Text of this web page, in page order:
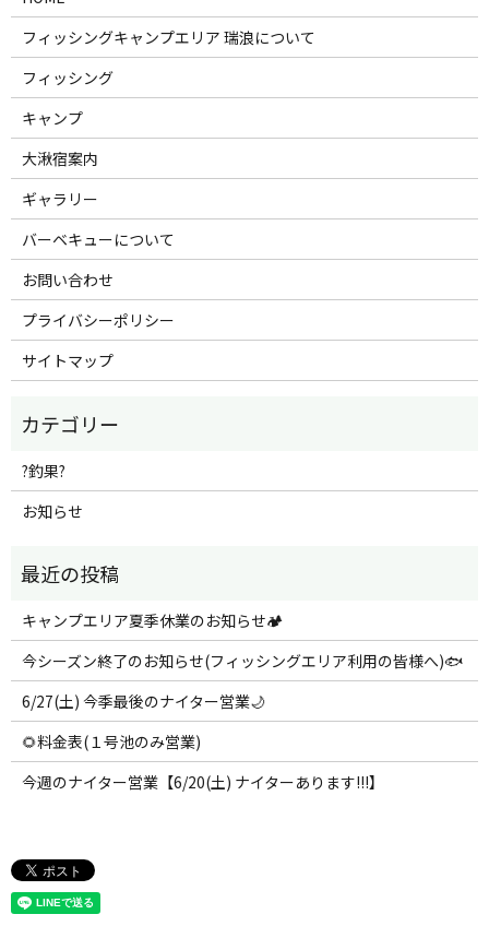
フィッシングキャンプエリア 瑞浪について
フィッシング
キャンプ
大湫宿案内
ギャラリー
バーベキューについて
お問い合わせ
プライバシーポリシー
サイトマップ
?釣果?
お知らせ
キャンプエリア夏季休業のお知らせ🏕️
今シーズン終了のお知らせ(フィッシングエリア利用の皆様へ)🐟
6/27(土) 今季最後のナイター営業🌙
🌻料金表(１号池のみ営業)
今週のナイター営業【6/20(土) ナイターあります!!!】